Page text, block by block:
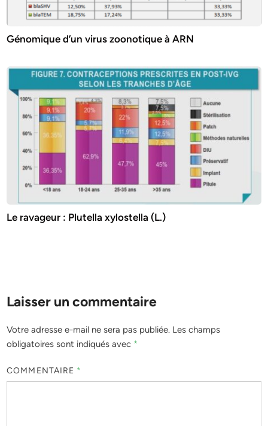
Génomique d’un virus zoonotique à ARN
Le ravageur : Plutella xylostella (L.)
Laisser un commentaire
Votre adresse e-mail ne sera pas publiée. Les champs
obligatoires sont indiqués avec *
COMMENTAIRE *